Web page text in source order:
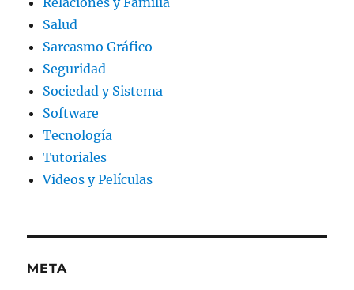
Salud
Sarcasmo Gráfico
Seguridad
Sociedad y Sistema
Software
Tecnología
Tutoriales
Videos y Películas
META